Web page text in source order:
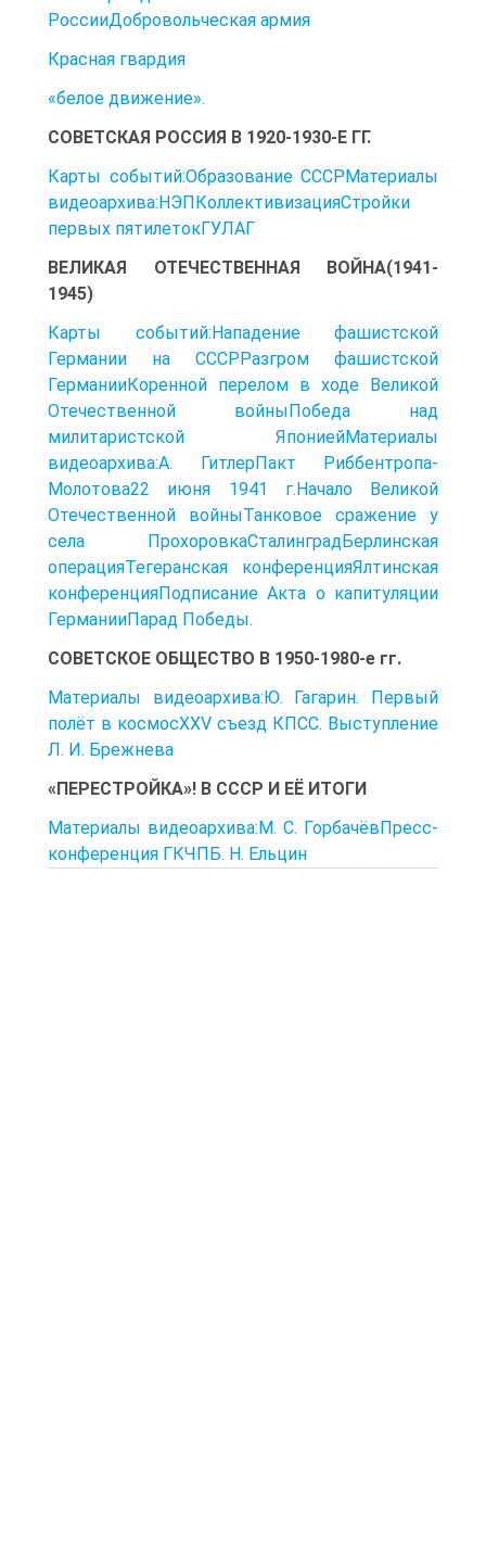
РоссииДобровольческая армия
Красная гвардия
«белое движение».
СОВЕТСКАЯ РОССИЯ В 1920-1930-Е ГГ.
Карты событий:Образование СССРМатериалы
видеоархива:НЭПКоллективизацияСтройки
первых пятилетокГУЛАГ
ВЕЛИКАЯ ОТЕЧЕСТВЕННАЯ ВОЙНА(1941-
1945)
Карты событий:Нападение фашистской
Германии на СССРРазгром фашистской
ГерманииКоренной перелом в ходе Великой
Отечественной войныПобеда над
милитаристской ЯпониейМатериалы
видеоархива:А. ГитлерПакт Риббентропа-
Молотова22 июня 1941 г.Начало Великой
Отечественной войныТанковое сражение у
села ПрохоровкаСталинградБерлинская
операцияТегеранская конференцияЯлтинская
конференцияПодписание Акта о капитуляции
ГерманииПарад Победы.
СОВЕТСКОЕ ОБЩЕСТВО В 1950-1980-е гг.
Материалы видеоархива:Ю. Гагарин. Первый
полёт в космосXXV съезд КПСС. Выступление
Л. И. Брежнева
«ПЕРЕСТРОЙКА»! В СССР И ЕЁ ИТОГИ
Материалы видеоархива:М. С. ГорбачёвПресс-
конференция ГКЧПБ. Н. Ельцин